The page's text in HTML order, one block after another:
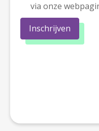
via onze
Inschrijven